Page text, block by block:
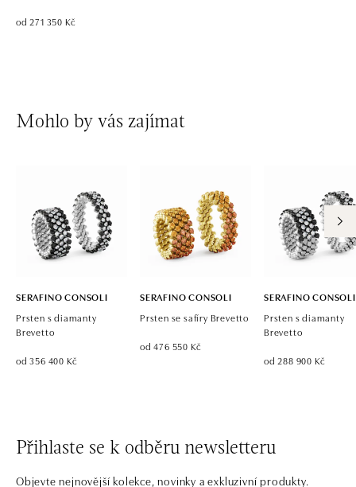
od 271 350 Kč
Mohlo by vás zajímat
SERAFINO CONSOLI
Prsten s diamanty
Brevetto
od 356 400 Kč
SERAFINO CONSOLI
Prsten se safíry Brevetto
od 476 550 Kč
SERAFINO CONSOLI
Prsten s diamanty
Brevetto
od 288 900 Kč
Přihlaste se k odběru newsletteru
Objevte nejnovější kolekce, novinky a exkluzivní produkty.